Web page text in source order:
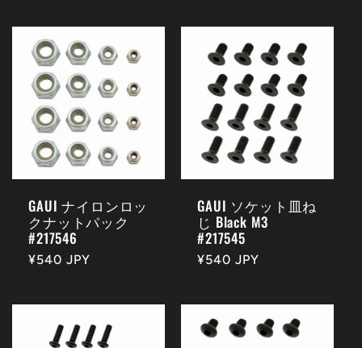
GAUI ナイロンロッ
クナットパック
#217546
Regular
¥540 JPY
GAUI ソケット皿ね
じ Black M3
#217545
Regular
¥540 JPY